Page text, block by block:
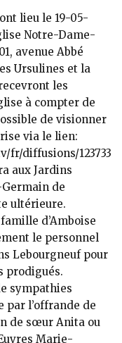
lieu le 19-05-
Notre-Dame-
avenue Abbé
Ursulines et la
les
à compter de
de visionner
via le lien:
fr/diffusions/123733
aux Jardins
de
ultérieure.
d’Amboise
le personnel
Lebourgneuf pour
prodigués.
sympathies
par l’offrande de
de sœur Anita ou
Marie-